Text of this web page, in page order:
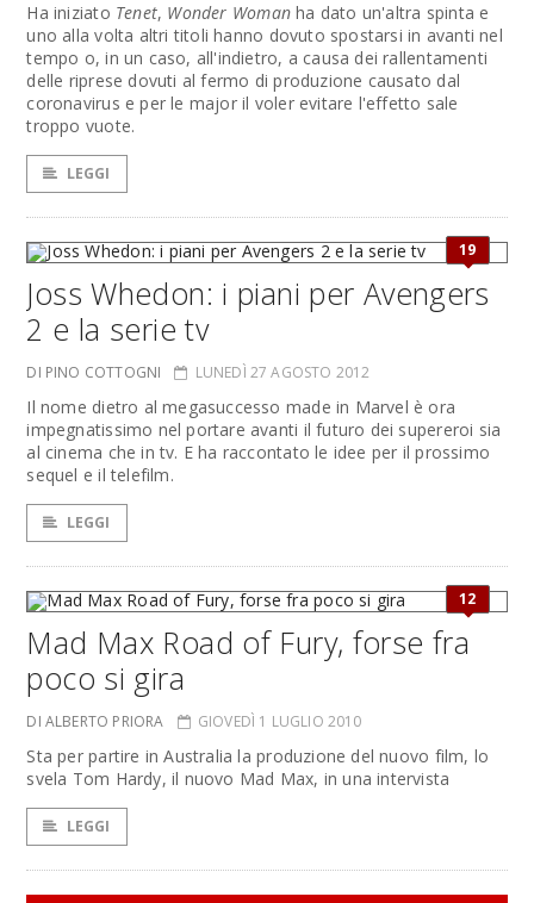
Ha iniziato Tenet, Wonder Womanha dato un'altra spinta e
uno alla volta altri titoli hanno dovuto spostarsi in avanti nel
tempo o, in un caso, all'indietro, a causa dei rallentamenti
delle riprese dovuti al fermo di produzione causato dal
coronavirus e per le major il voler evitare l'effetto sale
troppo vuote.
LEGGI
19
Joss Whedon: i piani per Avengers
2 e la serie tv
DI PINO COTTOGNI LUNEDÌ 27 AGOSTO 2012
Il nome dietro al megasuccesso made in Marvel è ora
impegnatissimo nel portare avanti il futuro dei supereroi sia
al cinema che in tv. E ha raccontato le idee per il prossimo
sequel e il telefilm.
LEGGI
12
Mad Max Road of Fury, forse fra
poco si gira
DI ALBERTO PRIORA GIOVEDÌ 1 LUGLIO 2010
Sta per partire in Australia la produzione del nuovo film, lo
svela Tom Hardy, il nuovo Mad Max, in una intervista
LEGGI